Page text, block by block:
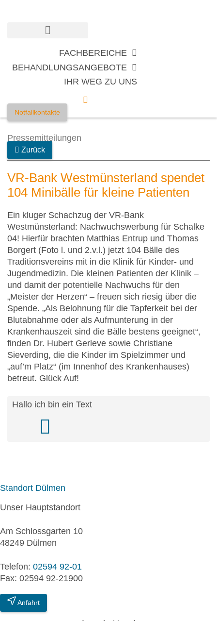
FACHBEREICHE
BEHANDLUNGSANGEBOTE
IHR WEG ZU UNS
Notfallkontakte
Pressemitteilungen
Zurück
VR-Bank Westmünsterland spendet
104 Minibälle für kleine Patienten
Ein kluger Schachzug der VR-Bank
Westmünsterland: Nachwuchswerbung für Schalke
04! Hierfür brachten Matthias Entrup und Thomas
Borgert (Foto l. und 2.v.l.) jetzt 104 Bälle des
Traditionsvereins mit in die Klinik für Kinder- und
Jugendmedizin. Die kleinen Patienten der Klinik –
und damit der potentielle Nachwuchs für den
„Meister der Herzen“ – freuen sich riesig über die
Spende. „Als Belohnung für die Tapferkeit bei der
Blutabnahme oder als Aufmunterung in der
Krankenhauszeit sind die Bälle bestens geeignet“,
finden Dr. Hubert Gerleve sowie Christiane
Sieverding, die die Kinder im Spielzimmer und
„auf’m Platz“ (im Innenhof des Krankenhauses)
betreut. Glück Auf!
Hallo ich bin ein Text
Standort Dülmen
Unser Hauptstandort
Am Schlossgarten 10
48249 Dülmen
Telefon: 02594 92-01
Fax: 02594 92-21900
Anfahrt